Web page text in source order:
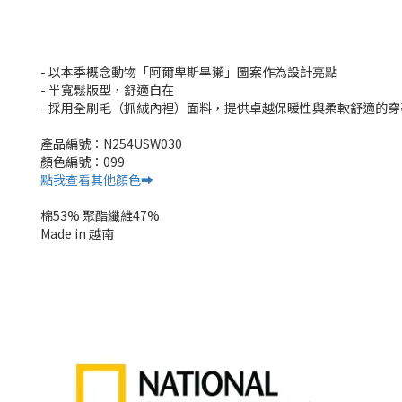
- 以本季概念動物「阿爾卑斯旱獺」圖案作為設計亮點
- 半寬鬆版型，舒適自在
- 採用全刷毛（抓絨內裡）面料，提供卓越保暖性與柔軟舒適的
產品編號：N254USW030
顏色編號：099
點我查看其他顏色➡️
棉53% 聚酯纖維47%
Made in 越南